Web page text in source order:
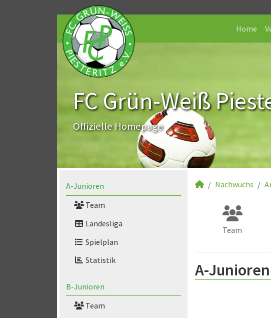
Home
FC Grün-Weiß
Offizielle Homepage
A-Junioren
Team
Landesliga
Spielplan
Statistik
B-Junioren
Team
Nachwuchs
Team
A-